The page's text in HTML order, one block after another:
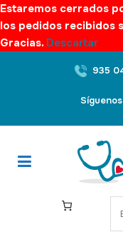
Estaremos cerrados
los pedidos recibidos
Gracias. Descartar
935